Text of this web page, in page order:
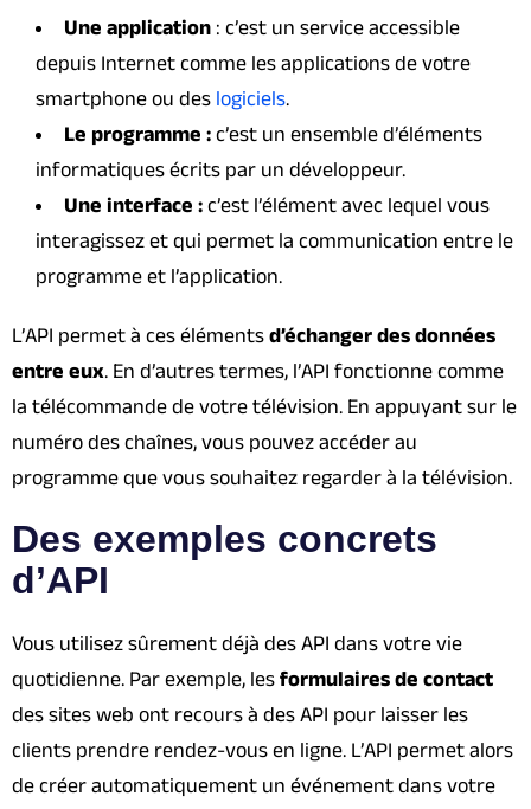
Une application : c’est un service accessible
depuis Internet comme les applications de votre
smartphone ou des logiciels.
Le programme : c’est un ensemble d’éléments
informatiques écrits par un développeur.
Une interface : c’est l’élément avec lequel vous
interagissez et qui permet la communication entre le
programme et l’application.
L’API permet à ces éléments d’échanger des données
entre eux. En d’autres termes, l’API fonctionne comme
la télécommande de votre télévision. En appuyant sur le
numéro des chaînes, vous pouvez accéder au
programme que vous souhaitez regarder à la télévision.
Des exemples concrets
d’API
Vous utilisez sûrement déjà des API dans votre vie
quotidienne. Par exemple, les formulaires de contact
des sites web ont recours à des API pour laisser les
clients prendre rendez-vous en ligne. L’API permet alors
de créer automatiquement un événement dans votre